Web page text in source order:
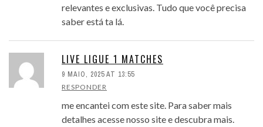
relevantes e exclusivas. Tudo que você precisa
saber está ta lá.
LIVE LIGUE 1 MATCHES
9 MAIO, 2025 AT 13:55
RESPONDER
me encantei com este site. Para saber mais
detalhes acesse nosso site e descubra mais.